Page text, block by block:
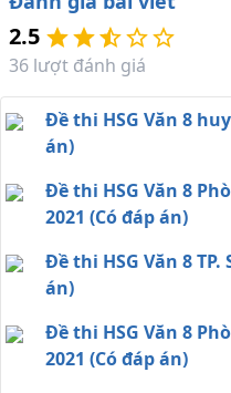
2.5
36 lượt đánh giá
Đề thi HSG Văn 8
án)
Đề thi HSG Văn 8
2021 (Có đáp án)
Đề thi HSG Văn 8
án)
Đề thi HSG Văn 8
2021 (Có đáp án)